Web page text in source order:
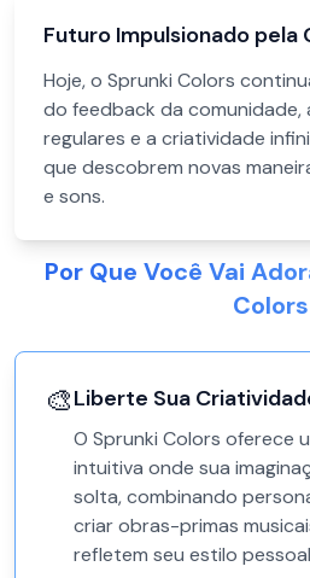
Futuro Impulsionado pela
Hoje, o Sprunki Colors
do feedback da comunidade,
regulares e a criatividade
que descobrem novas
e sons.
Por Que Você Vai
Colors
🎨Liberte Sua
O Sprunki Colors oferece
intuitiva onde sua
solta, combinando
criar obras-primas
refletem seu estilo